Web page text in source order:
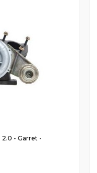
2.0 - Garret -